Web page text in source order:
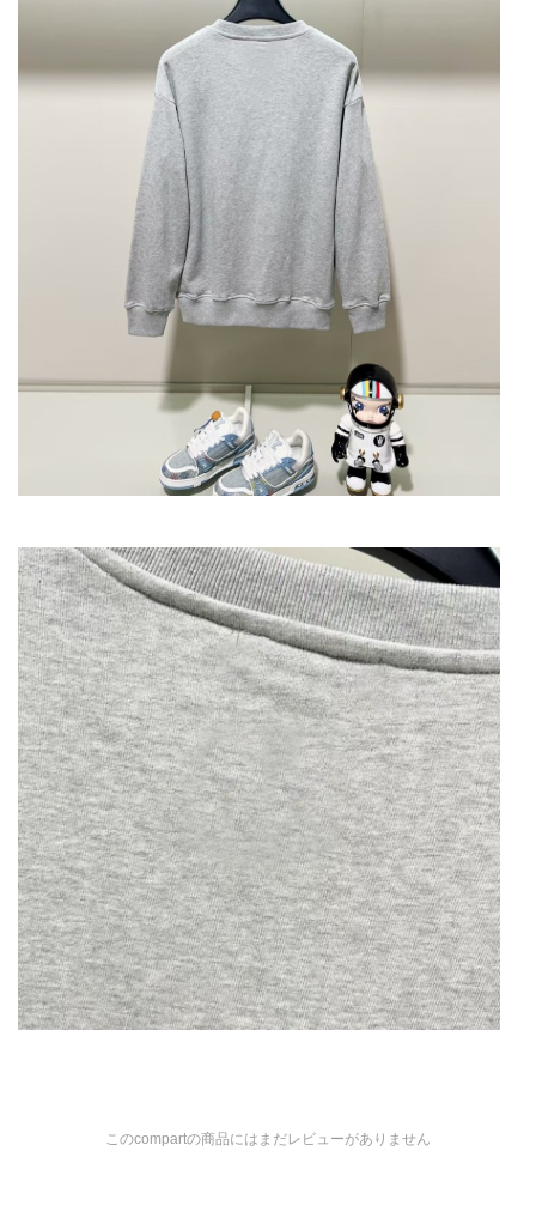
このcompartの商品にはまだレビューがありません